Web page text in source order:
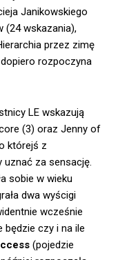
Janikowskiego
(24 wskazania),
przez zimę
rozpoczyna
LE wskazują
(3) oraz Jenny of
którejś z
uznać za sensację.
sobie w wieku
dwa wyścigi
wcześnie
czy i na ile
(pojedzie